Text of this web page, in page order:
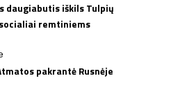
daugiabutis iškils Tulpių
remtiniems
pakrantė Rusnėje